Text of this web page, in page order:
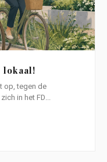
lokaal!
op, tegen de
in het FD...